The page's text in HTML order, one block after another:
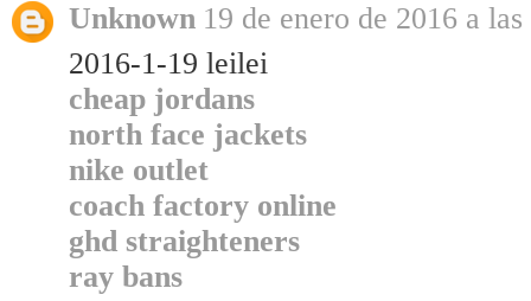
Unknown 19 de enero de 2016 a
2016-1-19 leilei
cheap jordans
north face jackets
nike outlet
coach factory online
ghd straighteners
ray bans